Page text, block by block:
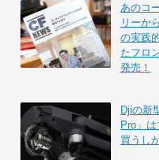
あのコ
リーか
の実践
たフロ
発売！
Djiの新
Pro」
買うし